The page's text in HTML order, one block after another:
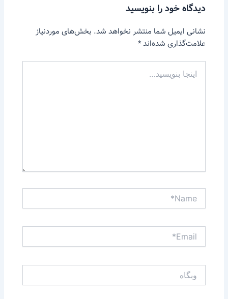
دیدگاه‌ خود را بنویسید
نشانی ایمیل شما منتشر نخواهد شد. بخش‌های موردنیاز
علامت‌گذاری شده‌اند*
بنویسید…
Email*